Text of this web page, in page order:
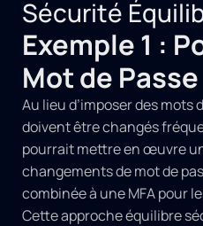
Sécurité
Exemple 1 :
Mot de Passe
Au lieu d’imposer des mots
doivent être changés
pourrait mettre en œuvre
changements de mot de
combinée à une MFA pour
Cette approche équilibre